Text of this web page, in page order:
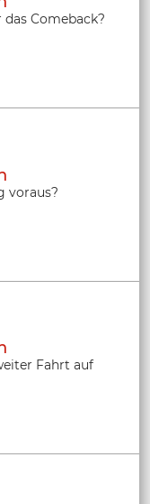
Comeback?
voraus?
Fahrt auf